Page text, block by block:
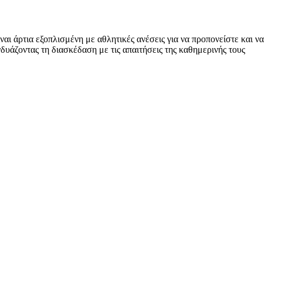
άρτια εξοπλισμένη με αθλητικές ανέσεις για να προπονείστε και να
τη διασκέδαση με τις απαιτήσεις της καθημερινής τους